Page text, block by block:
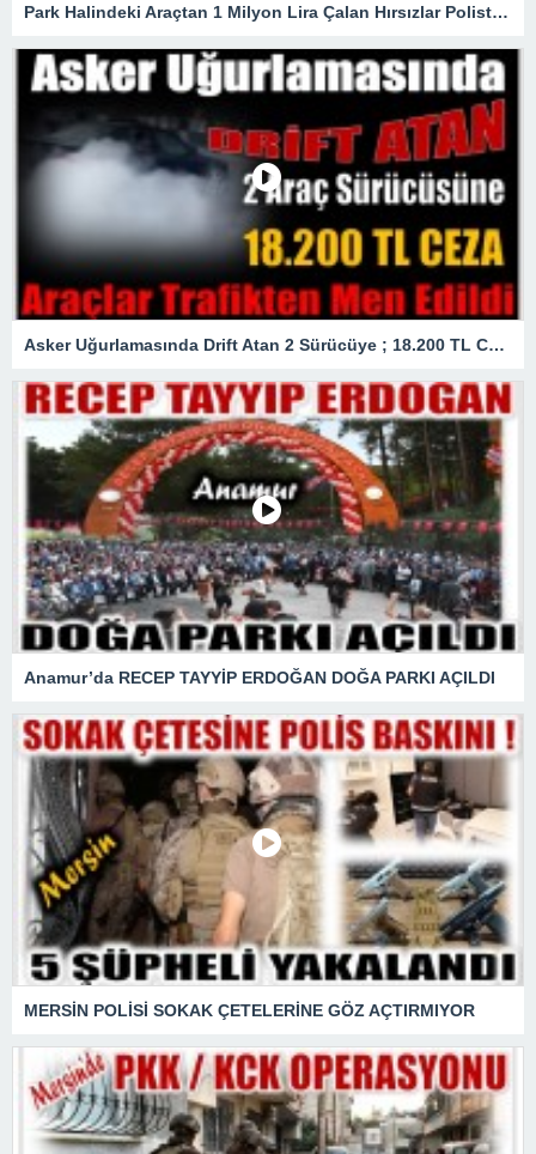
Park Halindeki Araçtan 1 Milyon Lira Çalan Hırsızlar Polisten Kaçamadı
Asker Uğurlamasında Drift Atan 2 Sürücüye ; 18.200 TL Ceza
Anamur’da RECEP TAYYİP ERDOĞAN DOĞA PARKI AÇILDI
MERSİN POLİSİ SOKAK ÇETELERİNE GÖZ AÇTIRMIYOR